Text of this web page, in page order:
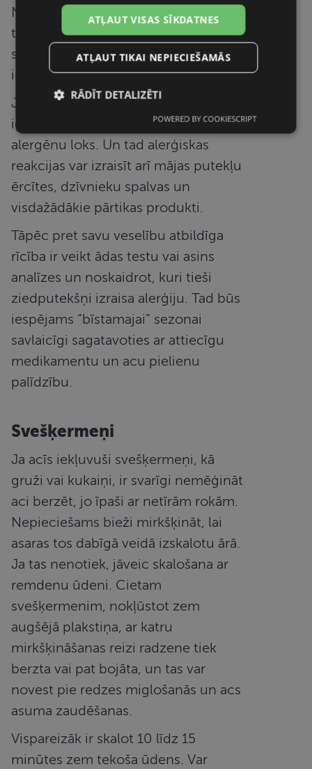
Nākamais etaps ir vasarā, kad zied
timotiņš, skarenes, kamolzāles un
smilgas. Visbeidzot, pēdējais posms
ir rudenī – nezāļu ziedēšanas laikā.
Ja ziedputekšņu alerģija tiek
ignorēta, ar laiku var paplašināties
alergēnu loks. Un tad alerģiskas
reakcijas var izraisīt arī mājas putekļu
ērcītes, dzīvnieku spalvas un
visdažādākie pārtikas produkti.
Tāpēc pret savu veselību atbildīga
rīcība ir veikt ādas testu vai asins
analīzes un noskaidrot, kuri tieši
ziedputekšņi izraisa alerģiju. Tad būs
iespējams “bīstamajai” sezonai
savlaicīgi sagatavoties ar attiecīgu
medikamentu un acu pielienu
palīdzību.
Svešķermeņi
Ja acīs iekļuvuši svešķermeņi, kā
gruži vai kukaiņi, ir svarīgi nemēģināt
aci berzēt, jo īpaši ar netīrām rokām.
Nepieciešams bieži mirkšķināt, lai
asaras tos dabīgā veidā izskalotu ārā.
Ja tas nenotiek, jāveic skalošana ar
remdenu ūdeni. Cietam
svešķermenim, nokļūstot zem
augšējā plakstiņa, ar katru
mirkšķināšanas reizi radzene tiek
berzta vai pat bojāta, un tas var
novest pie redzes miglošanās un acs
asuma zaudēšanas.
Vispareizāk ir skalot 10 līdz 15
minūtes zem tekoša ūdens. Var
ATĻAUT VISAS SĪKDATNES
ATĻAUT TIKAI NEPIECIEŠAMĀS
RĀDĪT DETALIZĒTI
sīkdatnes
Statistikas
sīkdatnes
Mārketinga
sīkdatnes
Funkcionālās
sīkdatnes
Nepieciešamās sīkdatnes
Statistikas sīkdatnes
Mārketinga sīkdatnes
Funkcionālās sīkdatnes
Šīs sīkdatnes nepieciešamas, lai Jūs varētu apmeklēt
un pārlūkot tīmekļa vietnes saturu un izmantot tās
piedāvātās iespējas. Šīs sīkdatnes identificē Jūsu
iekārtu, bet neizpauž Jūsu identitāti, kā arī tās nevāc
un neapkopo informāciju. Bez šīm sīkdatnēm
nodrošināt pieprasītos pakalpojumus. Šīs sīkdatnes
tiek glabātas Jūsu iekārtā līdz brīdim, kad sīkdatne
Šīs noteikti nepieciešamās sīkdatnes izvietojas
automātiski.
Nosaukums /
CookieScriptConsent
CookieScript
www.redzesparbaude.lv
POWERED BY COOKIESCRIPT